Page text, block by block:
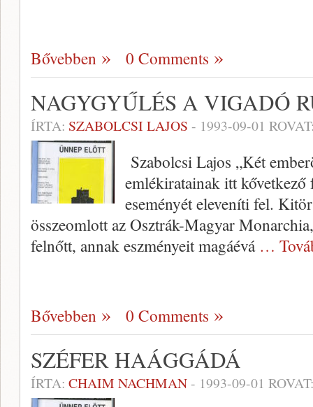
Bővebben 0 Comments
NAGYGYŰLÉS A VIGADÓ
ÍRTA: SZABOLCSI LAJOS - 1993-09-01
Szabolcsi Lajos „Két
emlékiratainak itt kővetkező
eseményét eleveníti fel.
összeomlott az Osztrák-Magyar
felnőtt, annak eszményeit magáévá …
Bővebben 0 Comments
SZÉFER HAÁGGÁDÁ
ÍRTA: CHAIM NACHMAN- 1993-09-01